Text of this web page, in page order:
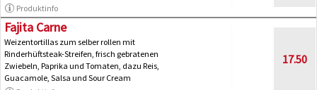
Produktinfo
Fajita Carne
Weizentortillas zum selber rollen mit
Rinderhüftsteak-Streifen, frisch gebratenen
Zwiebeln, Paprika und Tomaten, dazu Reis,
Guacamole, Salsa und Sour Cream
17.50